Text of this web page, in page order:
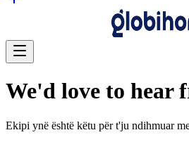
We'd love to hear
Ekipi ynë është këtu për t'ju ndihmuar